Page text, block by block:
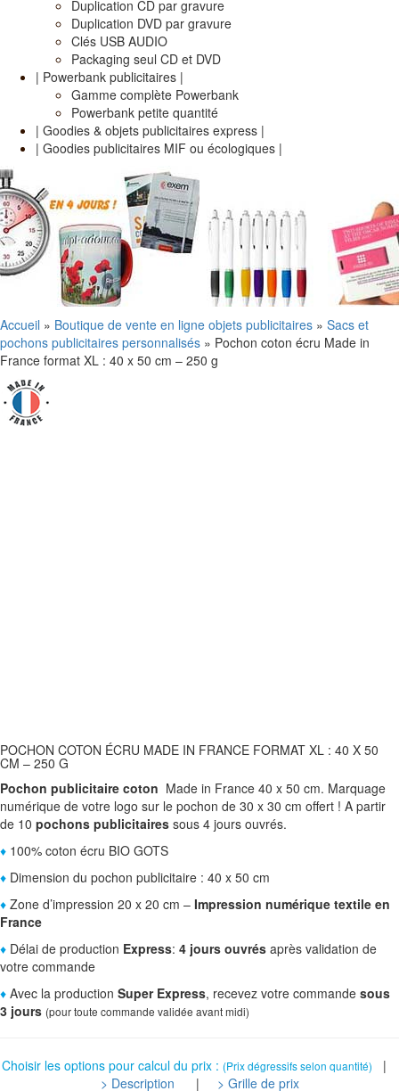
Duplication CD par gravure
Duplication DVD par gravure
Clés USB AUDIO
Packaging seul CD et DVD
| Powerbank publicitaires |
Gamme complète Powerbank
Powerbank petite quantité
| Goodies & objets publicitaires express |
| Goodies publicitaires MIF ou écologiques |
Accueil » Boutique de vente en ligne objets publicitaires » Sacs et
pochons publicitaires personnalisés » Pochon coton écru Made in
France format XL : 40 x 50 cm – 250 g
POCHON COTON ÉCRU MADE IN FRANCE FORMAT XL : 40 X 50
CM – 250 G
Pochon publicitaire coton Made in France 40 x 50 cm. Marquage
numérique de votre logo sur le pochon de 30 x 30 cm offert ! A partir
de 10 pochons publicitaires sous 4 jours ouvrés.
♦ 100% coton écru BIO GOTS
♦ Dimension du pochon publicitaire : 40 x 50 cm
♦ Zone d’impression 20 x 20 cm – Impression numérique textile en
France
♦ Délai de production Express: 4 jours ouvrés après validation de
votre commande
♦ Avec la production Super Express, recevez votre commande sous
3 jours (pour toute commande validée avant midi)
Choisir les options pour calcul du prix : (Prix dégressifs selon quantité)
|
> Description | > Grille de prix